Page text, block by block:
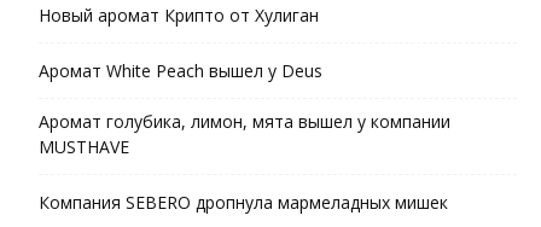
Новый аромат Крипто от Хулиган
Аромат White Peach вышел у Deus
Аромат голубика, лимон, мята вышел у компании
MUSTHAVE
Компания SEBERO дропнула мармеладных мишек